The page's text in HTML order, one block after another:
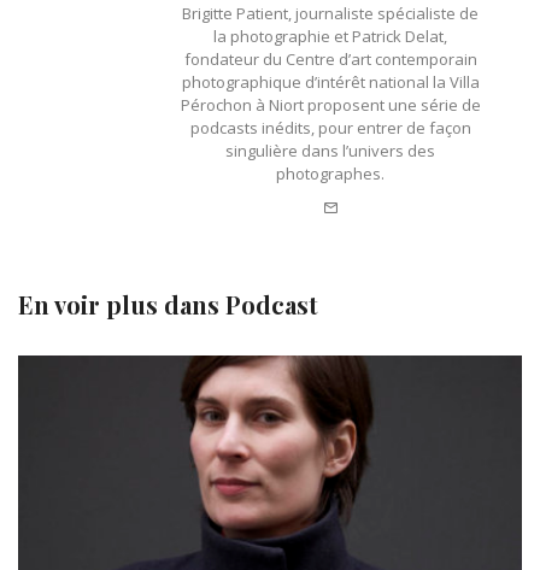
Brigitte Patient, journaliste spécialiste de
la photographie et Patrick Delat,
fondateur du Centre d’art contemporain
photographique d’intérêt national la Villa
Pérochon à Niort proposent une série de
podcasts inédits, pour entrer de façon
singulière dans l’univers des
photographes.
e-
En voir plus dans Podcast